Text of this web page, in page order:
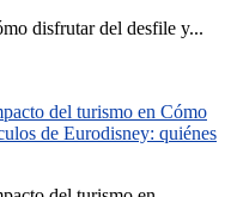
disfrutar del desfile y...
del turismo en Cómo
de Eurodisney: quiénes